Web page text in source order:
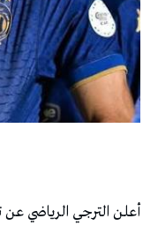
أعلن الترجي الرياضي عن